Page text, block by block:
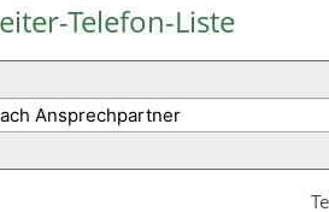
Telefon-Liste